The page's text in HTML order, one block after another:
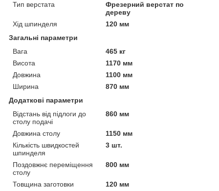
Тип верстата
Фрезерний верстат по
дереву
Хід шпинделя
120 мм
Загальні параметри
Вага
465 кг
Висота
1170 мм
Довжина
1100 мм
Ширина
870 мм
Додаткові параметри
Відстань від підлоги до
столу подачі
860 мм
Довжина столу
1150 мм
Кількість швидкостей
шпинделя
3 шт.
Поздовжнє переміщення
столу
800 мм
Товщина заготовки 120 мм